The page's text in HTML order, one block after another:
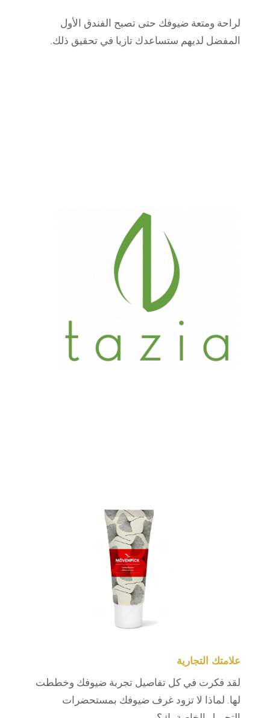
لراحة ومتعة ضيوفك حتى تصبح الفندق الأول
المفضل لديهم ستساعدك تازيا في تحقيق ذلك.
علامتك التجارية
لقد فكرت في كل تفاصيل تجربة ضيوفك وخططت
لها. لماذا لا تزود غرف ضيوفك بمستحضرات